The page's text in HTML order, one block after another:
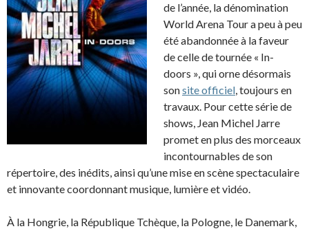
de l’année, la dénomination
World Arena Tour a peu à peu
été abandonnée à la faveur
de celle de tournée « In-
doors », qui orne désormais
sonsite officiel, toujours en
travaux. Pour cette série de
shows, Jean Michel Jarre
promet en plus des morceaux
incontournables de son
répertoire, des inédits, ainsi qu’une mise en scène spectaculaire
et innovante coordonnant musique, lumière et vidéo.
À la Hongrie, la République Tchèque, la Pologne, le Danemark,